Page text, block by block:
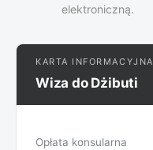
elektroniczną.
KARTA INFORMACYJNA
Wiza do Dżibuti
Opłata konsularna